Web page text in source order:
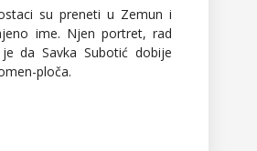
su preneti u Zemun i
ime. Njen portret, rad
da Savka Subotić dobije
ploča.